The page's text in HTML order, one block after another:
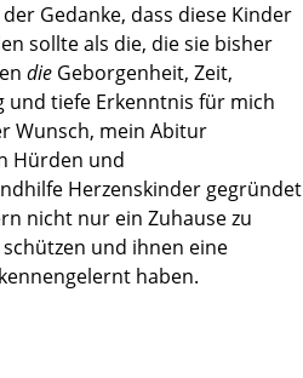
Gedanke, dass diese Kinder
sollte als die, die sie bisher
die Geborgenheit, Zeit,
und tiefe Erkenntnis für mich
Wunsch, mein Abitur
Hürden und
Herzenskinder gegründet
nicht nur ein Zuhause zu
und ihnen eine
haben.